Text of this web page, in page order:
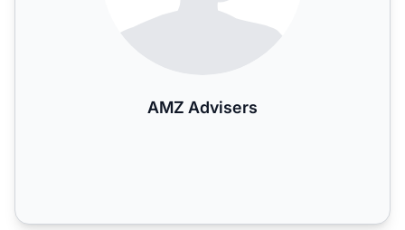
AMZ Advisers